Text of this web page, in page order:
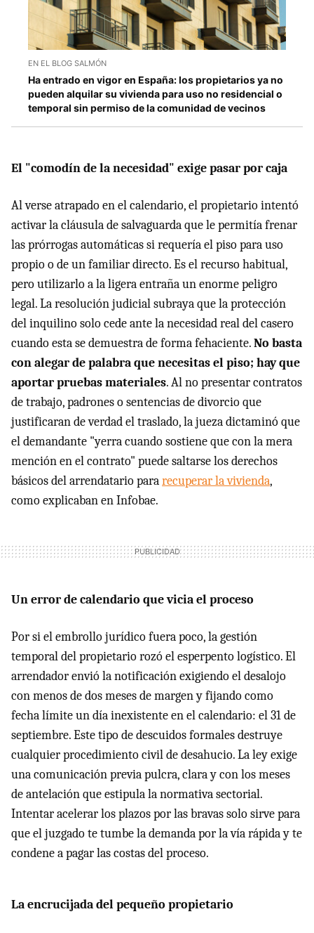
EN EL BLOG SALMÓN
Ha entrado en vigor en España: los propietarios ya no
pueden alquilar su vivienda para uso no residencial o
temporal sin permiso de la comunidad de vecinos
El "comodín de la necesidad" exige pasar por caja
Al verse atrapado en el calendario, el propietario intentó
activar la cláusula de salvaguarda que le permitía frenar
las prórrogas automáticas si requería el piso para uso
propio o de un familiar directo. Es el recurso habitual,
pero utilizarlo a la ligera entraña un enorme peligro
legal. La resolución judicial subraya que la protección
del inquilino solo cede ante la necesidad real del casero
cuando esta se demuestra de forma fehaciente.No basta
con alegar de palabra que necesitas el piso; hay que
aportar pruebas materiales. Al no presentar contratos
de trabajo, padrones o sentencias de divorcio que
justificaran de verdad el traslado, la jueza dictaminó que
el demandante "yerra cuando sostiene que con la mera
mención en el contrato" puede saltarse los derechos
básicos del arrendatario pararecuperar la vivienda,
como explicaban en Infobae.
Un error de calendario que vicia el proceso
Por si el embrollo jurídico fuera poco, la gestión
temporal del propietario rozó el esperpento logístico. El
arrendador envió la notificación exigiendo el desalojo
con menos de dos meses de margen y fijando como
fecha límite un día inexistente en el calendario: el 31 de
septiembre. Este tipo de descuidos formales destruye
cualquier procedimiento civil de desahucio. La ley exige
una comunicación previa pulcra, clara y con los meses
de antelación que estipula la normativa sectorial.
Intentar acelerar los plazos por las bravas solo sirve para
que el juzgado te tumbe la demanda por la vía rápida y te
condene a pagar las costas del proceso.
La encrucijada del pequeño propietario